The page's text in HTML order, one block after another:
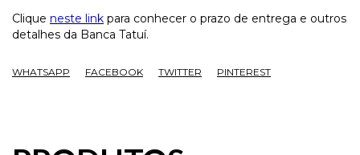
Clique neste link para conhecer o prazo de entrega e outros
detalhes da Banca Tatuí.
WHATSAPP FACEBOOK TWITTER PINTEREST